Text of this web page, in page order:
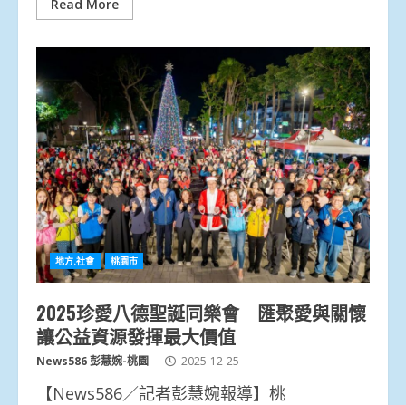
Read More
地方.社會 桃園市
2025珍愛八德聖誕同樂會 匯聚愛與關懷
讓公益資源發揮最大價值
News586 彭慧婉-桃園 2025-12-25
【News586／記者彭慧婉報導】桃